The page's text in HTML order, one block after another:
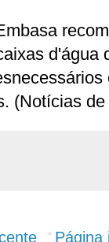
d'água
(Notícias de
Página